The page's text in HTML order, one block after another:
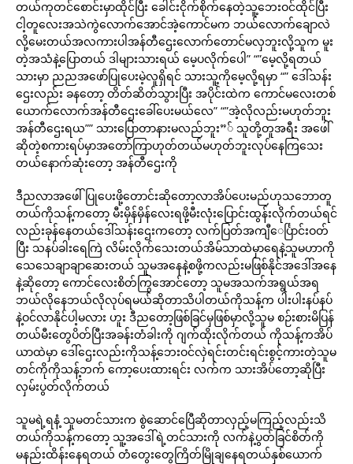
တယ်ကုတင်စောင်းမှာထိုင်ပြီး ခေါင်းငိုက်စိုက်နေတဲ့သူ့ဘေးဝင်ထိုင်ပြီး
ငါ့တူလေးအသဲကွဲလောက်အောင်အဲ့ကောင်မက ဘယ်လောက်ချောလဲ
လို့မေးတယ်အလကားပါအန်တီဌေးလောက်တောင်မလှဘူးလို့သူက မူး
တဲ့အသံနဲ့ပြောတယ် ဒါများသားရယ် မေ့ပလိုက်ပေါ” “”မေ့လို့ရတယ်
သားမှာ ညညအဖော်ပြုပေးမဲ့လူရှိရင် သားသူ့ကိုမေ့လို့ရမှာ “” ဒေါ်သန်း
ဌေးလည်း ခနတော့ တိတ်ဆိတ်သွားပြီး အပိုင်းထဲက ကောင်မလေးတစ်
ယောက်လောက်အန်တီဌေးခေါ်ပေးမယ်လေ” “”အဲ့လိုလည်းမဟုတ်ဘူး
အန်တီဌေးရယ”” သားပြောတာနားမလည်ဘူး”် သူတို့တူအရီး အဖေါ်
ဆိုတဲ့စကားရပ်မှာအတော်ကြာဟုတ်တယ်မဟုတ်ဘူးလုပ်နေကြသေး
တယ်နောက်ဆုံးတော့ အန်တီဌေးကို
ဒီညလာအဖေါ်ပြုပေးဖို့တောင်းဆိုတော့လာအိပ်ပေးမည်ဟုသဘောတူ
တယ်ကိုသန့်ကတော့ မီးမှိန်မှိန်လေးရဖို့မီးလုံးပြောင်းထွန်းလိုက်တယ်ရင်
လည်းခုန်နေတယ်ဒေါ်သန်းဌေးကတော့ လက်ပြတ်အကျီေင်္ပြာင်းဝတ်
ပြီး သနပ်ခါးရေကြဲ လိမ်းလိုက်သေးတယ်အိမ်သာထဲမှာရေနဲ့သူမဟာကို
သေသေချာချာဆေးတယ် သူမအနေနဲ့စဖို့ကလည်းမဖြစ်နိုင်အဒေါ်အနေ
နဲ့ဆိုတော့ ကောင်လေးစိတ်ကြွအောင်တော့ သူမအသက်အရွယ်အရ
ဘယ်လိုနေဘယ်လိုလုပ်ရမယ်ဆိုတာသိပါတယ်ကိုသန့်က ပါးပါးနပ်နပ်
နဲ့ဝင်လာနိုင်ပါ့မလား ဟူး ဒီညတော့ဖြစ်ခြင်မှဖြစ်မှာလို့သူမ စဉ်းစားမိပြန်
တယ်မီးတွေပိတ်ပြီးအခန်းတံခါးကို ဂျက်ထိုးလိုက်တယ် ကိုသန့်ကအိပ်
ယာထဲမှာ ဒေါ်ဌေးလည်းကိုသန့်ဘေးဝင်လှဲရင်းတင်းရင်းစွင့်ကားတဲ့သူမ
တင်ကိုကိုသန့်ဘက် ကော့ပေးထားရင်း လက်က သားအိပ်တော့ဆိုပြီး
လှမ်းပွတ်လိုက်တယ်
သူမရဲ့ရနံ့ သူမတင်သားက စွဲဆောင်ပြေီဆိုတာလှည့်မကြည့်လည်းသိ
တယ်ကိုသန့်ကတော့ သူ့အဒေါ်ရဲ့တင်သားကို လက်နဲ့ပွတ်ခြင်စိတ်ကို
မနည်းထိန်းနေရတယ် တံတွေးတွေကြိတ်မြိုချနေရတယ်နှစ်ယောက်